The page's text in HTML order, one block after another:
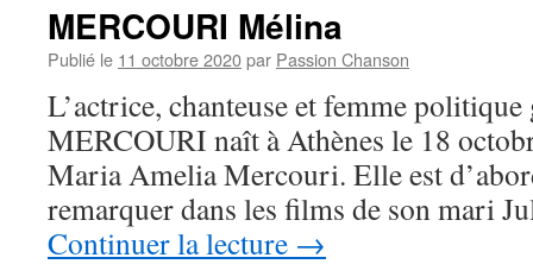
MERCOURI Mélina
Publié le 11 octobre 2020par Passion Chanson
L’actrice, chanteuse et femme
MERCOURI naît à Athènes le 18
Maria Amelia Mercouri. Elle est
remarquer dans les films de son mari
Continuer la lecture →